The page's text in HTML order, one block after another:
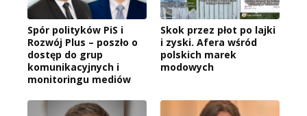
Spór polityków PiS i
Rozwój Plus – poszło o
dostęp do grup
komunikacyjnych i
monitoringu mediów
Skok przez płot po lajki
i zyski. Afera wśród
polskich marek
modowych